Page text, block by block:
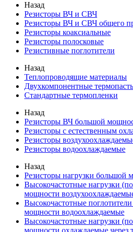
Назад
Резисторы ВЧ и СВЧ
Резисторы ВЧ и СВЧ общего
Резисторы коаксиальные
Резисторы полосковые
Резистивные поглотители
Назад
Теплопроводящие материалы
Двухкомпонентные
Стандартные термопленки
Назад
Резисторы ВЧ большой
Резисторы с естественным
Резисторы
Резисторы водоохлаждаемые
Назад
Резисторы нагрузки большой
Высокочастотные нагрузки
мощности
Высокочастотные
мощности водоохлаждаемые
Высокочастотные нагрузки
мощности охлаждаемые через